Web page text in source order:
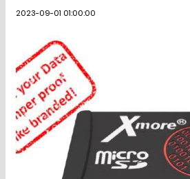
2023-09-01 01:00:00